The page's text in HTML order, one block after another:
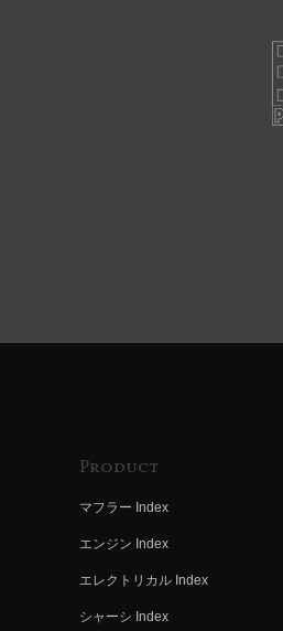
Product
マフラー Index
エンジン Index
エレクトリカル Index
シャーシ Index